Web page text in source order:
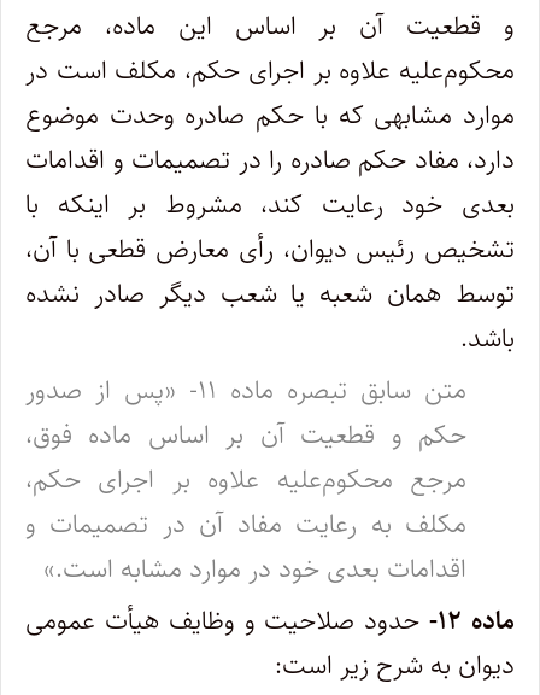
و قطعیت آن بر اساس این ماده، مرجع
محکوم‌علیه علاوه بر اجرای حکم، مکلف است در
موارد مشابهی که با حکم صادره وحدت موضوع
دارد، مفاد حکم صادره را در تصمیمات و اقدامات
بعدی خود رعایت کند، مشروط بر اینکه با
تشخیص رئیس دیوان، رأی معارض قطعی با آن،
توسط همان شعبه یا شعب دیگر صادر نشده
باشد.
متن سابق تبصره ماده ۱۱- «پس از صدور
حکم و قطعیت آن بر اساس ماده فوق،
مرجع محکوم‌علیه علاوه بر اجرای حکم،
مکلف به رعایت مفاد آن در تصمیمات و
اقدامات بعدی خود در موارد مشابه است.»
ماده ۱۲-
حدود صلاحیت و وظایف هیأت عمومی
دیوان به شرح زیر است: